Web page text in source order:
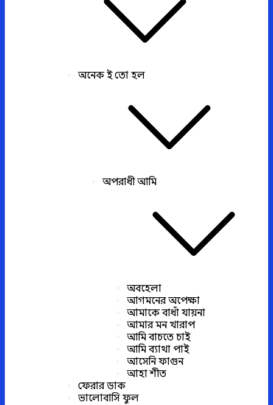
অনেক ই তো হল
অপরাধী আমি
অবহেলা
আগমনের অপেক্ষা
আমাকে বাধাঁ যায়না
আমার মন খারাপ
আমি বাচতে চাই
আমি ব্যাথা পাই
আসেনি ফাগুন
আহা শীত
ফেরার ডাক
ভালোবাসি ফুল